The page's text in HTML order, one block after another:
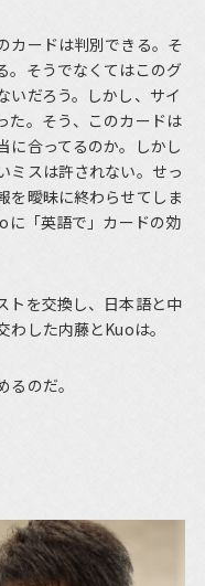
カードは判別できる。そ
。そうでなくてはこのグ
いだろう。しかし、サイ
た。そう、このカードは
に合ってるのか。しかし
ミスは許されない。せっ
を曖昧に終わらせてしま
に「英語で」カードの効
トを交換し、日本語と中
した内藤とKuoは。
のだ。